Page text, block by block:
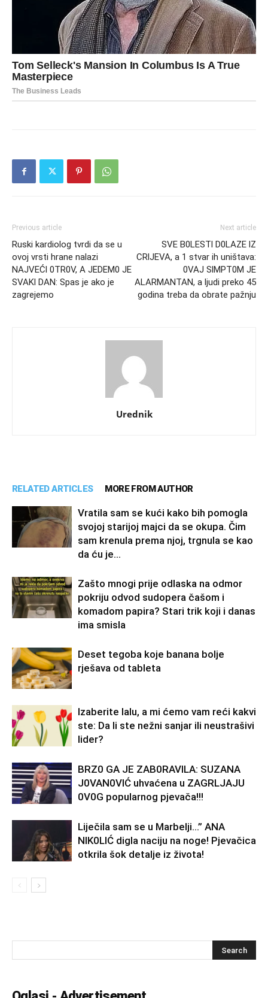
Previous article
Ruski kardiolog tvrdi da se u
ovoj vrsti hrane nalazi
NAJVEĆl 0TR0V, A JEDEM0 JE
SVAKl DAN: Spas je ako je
zagrejemo
Next article
SVE B0LESTl D0LAZE lZ
CRlJEVA, a 1 stvar ih uništava:
0VAJ SlMPT0M JE
ALARMANTAN, a ljudi preko 45
godina treba da obrate pažnju
Urednik
RELATED ARTICLES MORE FROM AUTHOR
Vratila sam se kući kako bih pomogla
svojoj starijoj majci da se okupa. Čim
sam krenula prema njoj, trgnula se kao
da ću je...
Zašto mnogi prije odlaska na odmor
pokriju odvod sudopera čašom i
komadom papira? Stari trik koji i danas
ima smisla
Deset tegoba koje banana bolje
rješava od tableta
Izaberite lalu, a mi ćemo vam reći kakvi
ste: Da li ste nežni sanjar ili neustrašivi
lider?
BRZ0 GA JE ZAB0RAVlLA: SUZANA
J0VAN0VIĆ uhvaćena u ZAGRLJAJU
0V0G popularnog pjevača!!!
Liječila sam se u Marbelji…” ANA
NlK0LlĆ digla naciju na noge! Pjevačica
otkrila šok detalje iz života!